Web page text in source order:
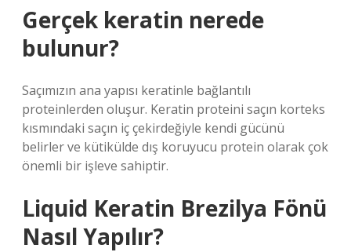
Gerçek keratin nerede
bulunur?
Saçımızın ana yapısı keratinle bağlantılı
proteinlerden oluşur. Keratin proteini saçın korteks
kısmındaki saçın iç çekirdeğiyle kendi gücünü
belirler ve kütikülde dış koruyucu protein olarak çok
önemli bir işleve sahiptir.
Liquid Keratin Brezilya Fönü
Nasıl Yapılır?